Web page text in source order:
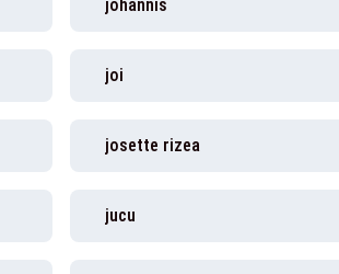
johannis
joi
josette rizea
jucu